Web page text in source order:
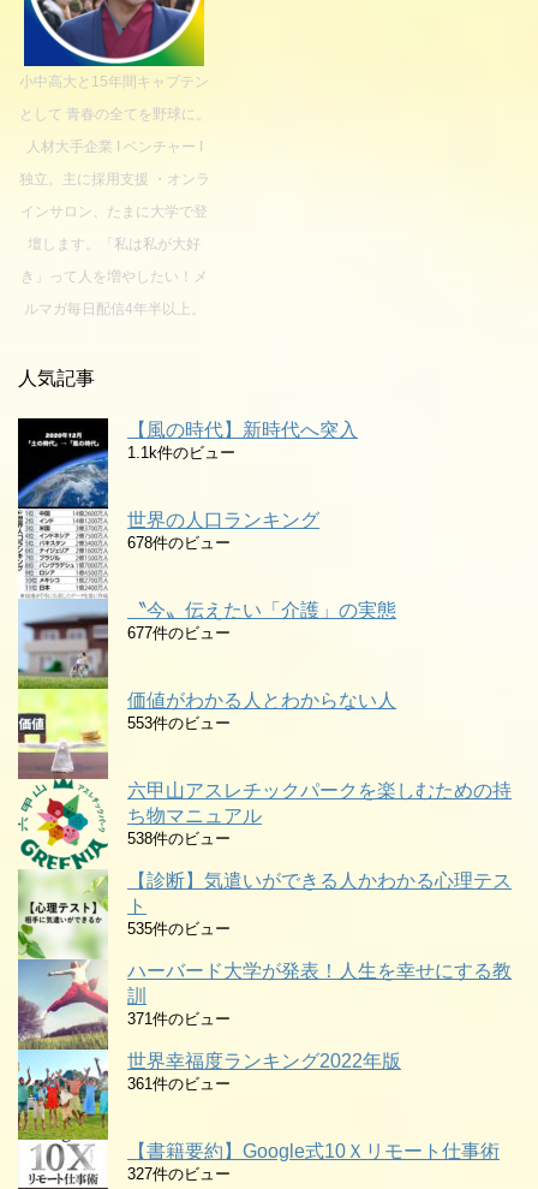
小中高大と15年間キャプテン
として 青春の全てを野球に。
人材大手企業 I ベンチャー I
独立。主に採用支援 ・オンラ
インサロン、たまに大学で登
壇します。「私は私が大好
き」って人を増やしたい！メ
ルマガ毎日配信4年半以上。
人気記事
【風の時代】新時代へ突入
1.1k件のビュー
世界の人口ランキング
678件のビュー
〝今〟伝えたい「介護」の実態
677件のビュー
価値がわかる人とわからない人
553件のビュー
六甲山アスレチックパークを楽しむための持
ち物マニュアル
538件のビュー
【診断】気遣いができる人かわかる心理テス
ト
535件のビュー
ハーバード大学が発表！人生を幸せにする教
訓
371件のビュー
世界幸福度ランキング2022年版
361件のビュー
【書籍要約】Google式10Ｘリモート仕事術
327件のビュー